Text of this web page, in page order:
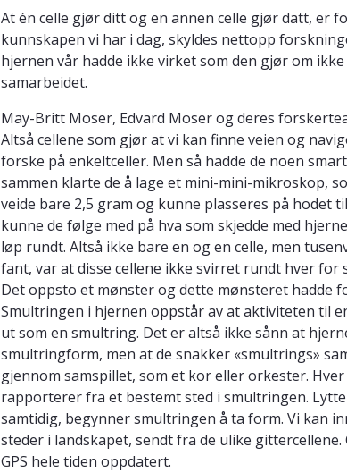
At én celle gjør ditt og en annen celle gjør datt, er
kunnskapen vi har i dag, skyldes nettopp
hjernen vår hadde ikke virket som den gjør om ikke
samarbeidet.
May-Britt Moser, Edvard Moser og deres
Altså cellene som gjør at vi kan finne veien og
forske på enkeltceller. Men så hadde de noen
sammen klarte de å lage et mini-mini-mikroskop,
veide bare 2,5 gram og kunne plasseres på hodet
kunne de følge med på hva som skjedde med
løp rundt. Altså ikke bare en og en celle, men
fant, var at disse cellene ikke svirret rundt hver for
Det oppsto et mønster og dette mønsteret hadde
Smultringen i hjernen oppstår av at aktiviteten til
ut som en smultring. Det er altså ikke sånn at
smultringform, men at de snakker «smultrings»
gjennom samspillet, som et kor eller orkester.
rapporterer fra et bestemt sted i smultringen.
samtidig, begynner smultringen å ta form. Vi kan
steder i landskapet, sendt fra de ulike
GPS hele tiden oppdatert.